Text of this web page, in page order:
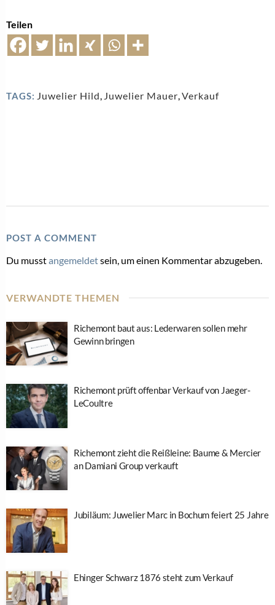
Teilen
TAGS: Juwelier Hild, Juwelier Mauer,Verkauf
POST A COMMENT
Du musstangemeldetsein, um einen Kommentar abzugeben.
VERWANDTE THEMEN
Richemont baut aus: Lederwaren sollen mehr
Gewinn bringen
Richemont prüft offenbar Verkauf von Jaeger-
LeCoultre
Richemont zieht die Reißleine: Baume & Mercier
an Damiani Group verkauft
Jubiläum: Juwelier Marc in Bochum feiert 25 Jahre
Ehinger Schwarz 1876 steht zum Verkauf